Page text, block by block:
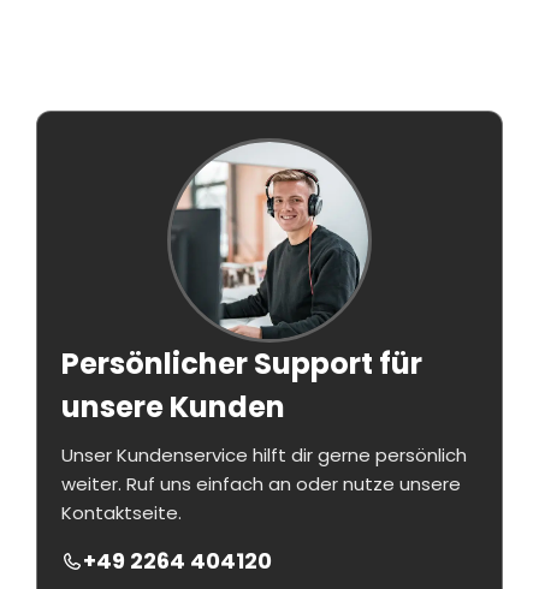
Persönlicher Support für
unsere Kunden
Unser Kundenservice hilft dir gerne persönlich
weiter. Ruf uns einfach an oder nutze unsere
Kontaktseite.
+49 2264 404120